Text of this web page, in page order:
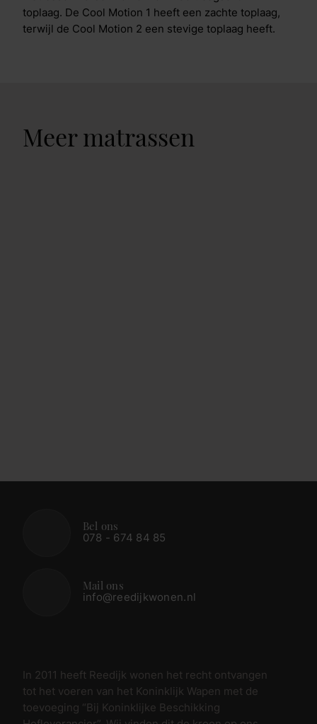
toplaag. De Cool Motion 1 heeft een zachte toplaag,
terwijl de Cool Motion 2 een stevige toplaag heeft.
Meer matrassen
Bel ons
078 - 674 84 85
Mail ons
info@reedijkwonen.nl
In 2011 heeft Reedijk wonen het recht ontvangen
tot het voeren van het Koninklijk Wapen met de
toevoeging “Bij Koninklijke Beschikking